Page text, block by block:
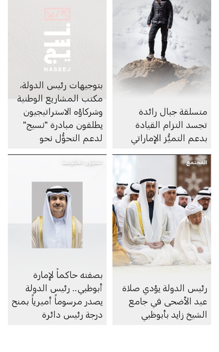
متسلقة جبال رائدة
تجسد التزام القيادة
بدعم التميُّز الإماراتي
بتوجيهات رئيس الدولة،
مكتب المشاريع الوطنية
وشركاؤه الاستراتيجيون
يطلقون مبادرة "نسيج"
لدعم التحوُّل نحو
المجتمع
رئيس الدولة يؤدي صلاة
عيد الأضحى في جامع
الشيخ زايد بأبوظبي
الشؤون الحكومية
بصفته حاكماً لإمارة
أبوظبي.. رئيس الدولة
يصدر مرسوماً أميرياً بمنح
درجة رئيس دائرة